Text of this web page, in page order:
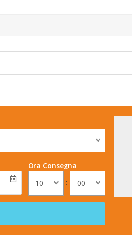
Ora Consegna
10
: 00